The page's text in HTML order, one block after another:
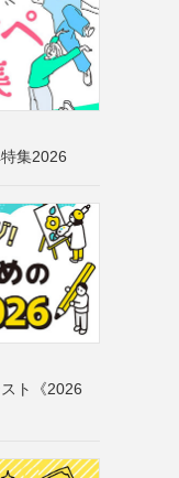
集2026
ト《2026